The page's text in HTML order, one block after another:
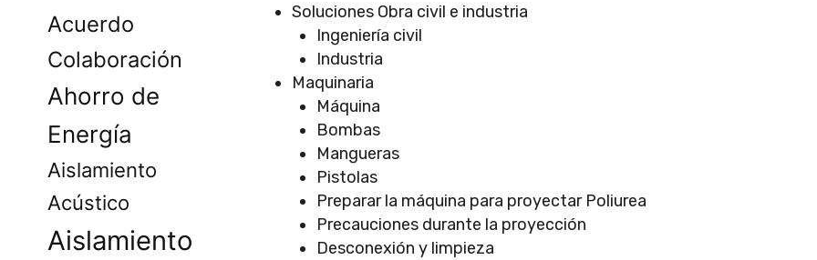
Acuerdo
Colaboración
Ahorro de
Energía
Aislamiento
Acústico
Aislamiento
Soluciones Obra civil e industria
Ingeniería civil
Industria
Maquinaria
Máquina
Bombas
Mangueras
Pistolas
Preparar la máquina para proyectar Poliurea
Precauciones durante la proyección
Desconexión y limpieza